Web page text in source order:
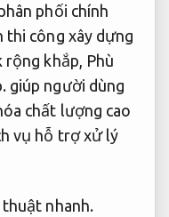
phối chính
thi công xây dựng
khắp, Phù
giúp người dùng
chất lượng cao
vụ hỗ trợ xử lý
nhanh.